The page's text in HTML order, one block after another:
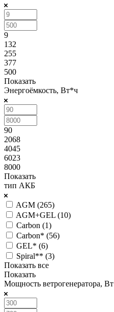
9
132
255
377
500
Показать
Энергоёмкость, Вт*ч
90
2068
4045
6023
8000
Показать
тип АКБ
AGM (265)
AGM+GEL (10)
Carbon (1)
Carbon* (56)
GEL* (6)
Spiral** (3)
Показать все
Показать
Мощность ветрогенератора, Вт